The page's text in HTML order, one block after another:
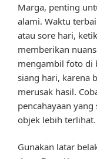
Marga, penting
alami. Waktu
atau sore hari,
memberikan
mengambil foto di
siang hari, karena
merusak hasil.
pencahayaan
objek lebih terlihat.
Gunakan latar